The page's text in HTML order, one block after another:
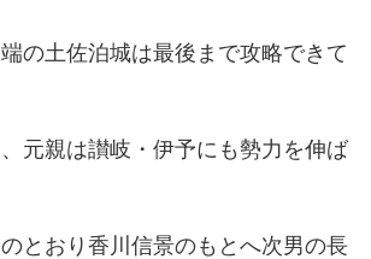
の土佐泊城は最後まで攻略できて
元親は讃岐・伊予にも勢力を伸ば
とおり香川信景のもとへ次男の長